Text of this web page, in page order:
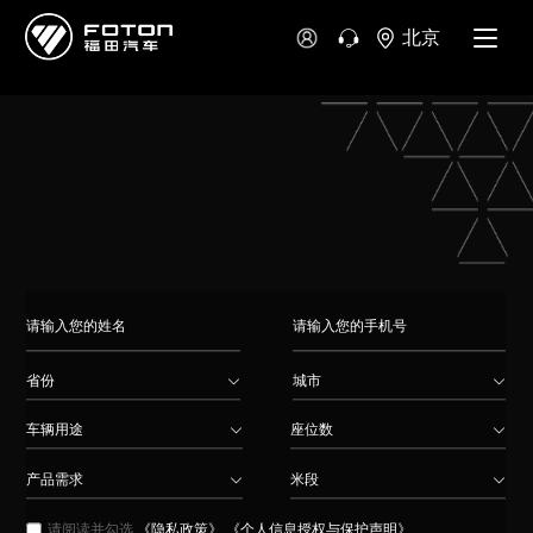
北京
大洋洲
省份 城市
车辆用途 座位数
产品需求 米段
请阅读并勾选 《隐私政策》 《个人信息授权与保护声明》